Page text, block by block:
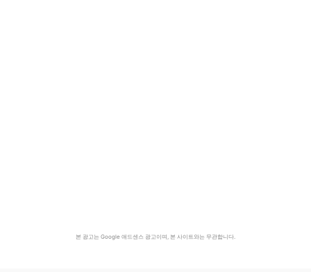
본 광고는 Google 애드센스 광고이며, 본 사이트와는 무관합니다.